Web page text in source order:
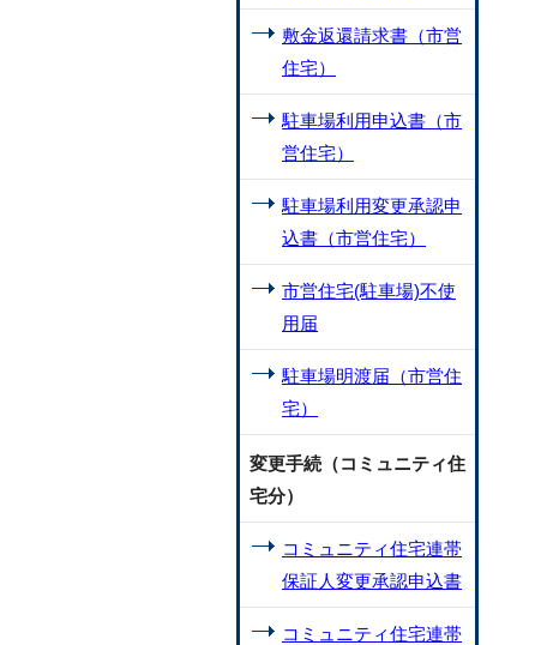
敷金返還請求書（市営
住宅）
駐車場利用申込書（市
営住宅）
駐車場利用変更承認申
込書（市営住宅）
市営住宅(駐車場)不使
用届
駐車場明渡届（市営住
宅）
変更手続（コミュニティ住
宅分）
コミュニティ住宅連帯
保証人変更承認申込書
コミュニティ住宅連帯